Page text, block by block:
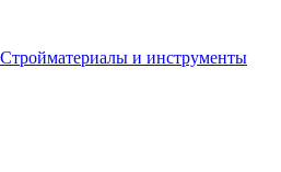
Стройматериалы и инструменты